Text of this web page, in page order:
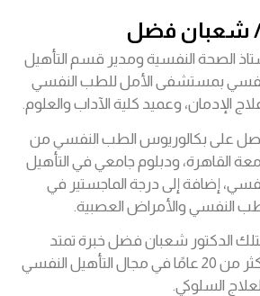
شعبان فضل
الصحة النفسية ومدير قسم التأهيل
بمستشفى الأمل للطب النفسي
الإدمان، وعميد كلية الآداب والعلوم.
على بكالوريوس الطب النفسي من
القاهرة، ودبلوم جامعي في التأهيل
إضافة إلى درجة الماجستير في
النفسي والأمراض العصبية.
الدكتور شعبان فضل خبرة تمتد
لأكثر من 20 عامًا في مجال التأهيل النفسي
السلوكي.